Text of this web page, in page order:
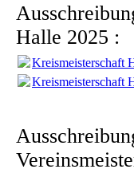
Halle 2025 :
Kreismeisterschaft
Kreismeisterschaft